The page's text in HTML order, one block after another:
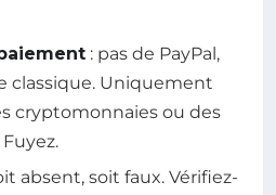
: pas de PayPal,
classique. Uniquement
cryptomonnaies ou des
absent, soit faux. Vérifiez-